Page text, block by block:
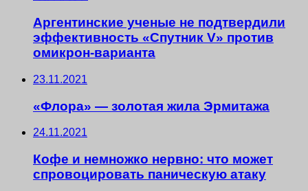
Аргентинские ученые не подтвердили
эффективность «Спутник V» против
омикрон-варианта
23.11.2021
«Флора» — золотая жила Эрмитажа
24.11.2021
Кофе и немножко нервно: что может
спровоцировать паническую атаку